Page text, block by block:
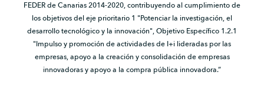
FEDER de Canarias 2014-2020, contribuyendo al cumplimiento de
los objetivos del eje prioritario 1 "Potenciar la investigación, el
desarrollo tecnológico y la innovación", Objetivo Específico 1.2.1
"Impulso y promoción de actividades de I+i lideradas por las
empresas, apoyo a la creación y consolidación de empresas
innovadoras y apoyo a la compra pública innovadora.”